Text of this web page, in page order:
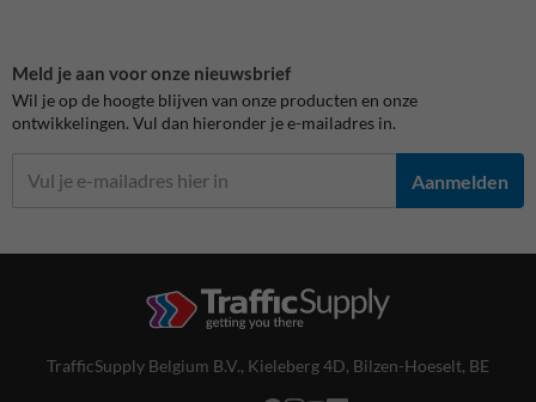
Meld je aan voor onze nieuwsbrief
Wil je op de hoogte blijven van onze producten en onze
ontwikkelingen. Vul dan hieronder je e-mailadres in.
Aanmelden
TrafficSupply Belgium B.V., Kieleberg 4D, Bilzen-Hoeselt, BE